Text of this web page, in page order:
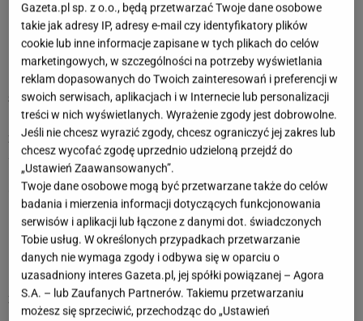
Charakterystyka znaku: Byk
Horoskopy z ostatnich miesięcy dla Byka
Sierpień 2025
Byku, w sierpniu czeka Cię prawdziwa rewolucja, zarówno w
życiu prywatnym, jak i zawodowym. To, w którym momencie
się zacznie, zależy wyłącznie od Ciebie. Nie wszystko
potoczy się tak, jak sobie to wyobrażasz, bo mogą zawieść
Cię pewni ludzie. Nie przejmuj się jednak ich
postępowaniem, bo masz ważniejsze sprawy na głowie.
Księżyc radzi, żebyś był nieco bardziej dociekliwy i tak łatwo
nie rezygnował. Otwórz się na ludzi, którzy Cię otaczają.
Dawne błędy oraz krzywdy nie powinny rzutować w
negatywny sposób na Twoje obecne życie. Pamiętaj, że
zadręczanie się przeszłością jest pozbawione sensu.
Gazeta.pl sp. z o.o., będą przetwarzać Twoje dane osobowe
takie jak adresy IP, adresy e-mail czy identyfikatory plików
cookie lub inne informacje zapisane w tych plikach do celów
marketingowych, w szczególności na potrzeby wyświetlania
reklam dopasowanych do Twoich zainteresowań i preferencji w
swoich serwisach, aplikacjach i w Internecie lub personalizacji
treści w nich wyświetlanych. Wyrażenie zgody jest dobrowolne.
Jeśli nie chcesz wyrazić zgody, chcesz ograniczyć jej zakres lub
chcesz wycofać zgodę uprzednio udzieloną przejdź do
„Ustawień Zaawansowanych”.
Twoje dane osobowe mogą być przetwarzane także do celów
badania i mierzenia informacji dotyczących funkcjonowania
serwisów i aplikacji lub łączone z danymi dot. świadczonych
Tobie usług. W określonych przypadkach przetwarzanie
danych nie wymaga zgody i odbywa się w oparciu o
uzasadniony interes Gazeta.pl, jej spółki powiązanej – Agora
S.A. – lub Zaufanych Partnerów. Takiemu przetwarzaniu
możesz się sprzeciwić, przechodząc do „Ustawień